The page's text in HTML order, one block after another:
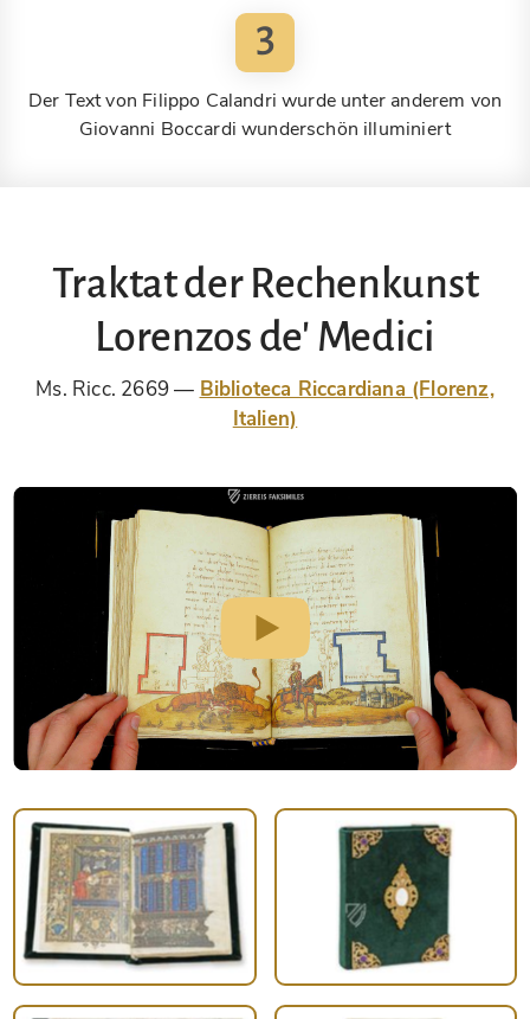
3
Der Text von Filippo Calandri wurde unter anderem von
Giovanni Boccardi wunderschön illuminiert
Traktat der Rechenkunst
Lorenzos de' Medici
Ms. Ricc. 2669
Biblioteca Riccardiana (Florenz,
Italien)